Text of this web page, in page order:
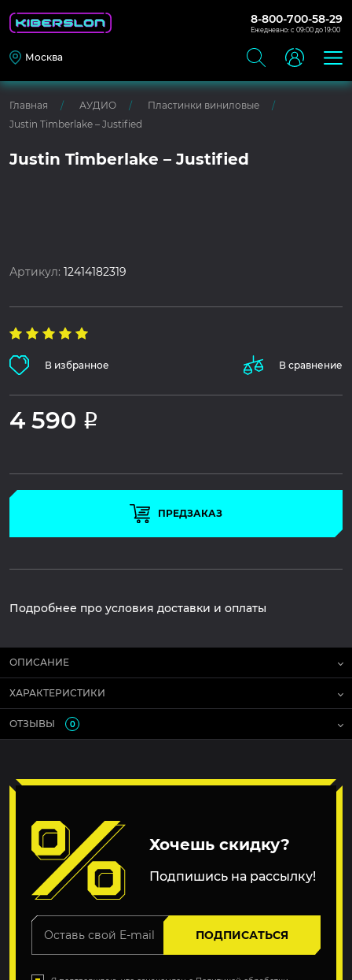
8-800-700-58-29
Ежедневно: с 09:00 до 19:00
Москва
Главная АУДИО
Пластинки виниловые
Justin Timberlake – Justified
Justin Timberlake – Justified
Артикул:12414182319
В избранное В сравнение
4 590 Р
ПРЕДЗАКАЗ
Подробнее про условия доставки и оплаты
ОПИСАНИЕ
ХАРАКТЕРИСТИКИ
ОТЗЫВЫ 0
Хочешь скидку?
Подпишись на рассылку!
ПОДПИСАТЬСЯ